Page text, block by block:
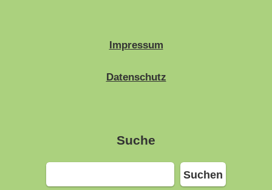
Impressum
Datenschutz
Suche
Suchen
Suchen